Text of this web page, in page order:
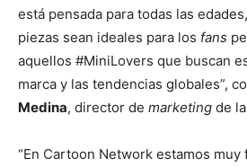
está pensada para todas las
piezas sean ideales para los fans
aquellos #MiniLovers que buscan
marca y las tendencias globales”,
Medina, director de marketing de
“En Cartoon Network estamos muy